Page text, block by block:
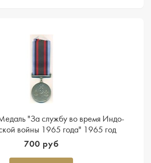
"За службу во время Индо-
войны 1965 года" 1965 год
700 руб